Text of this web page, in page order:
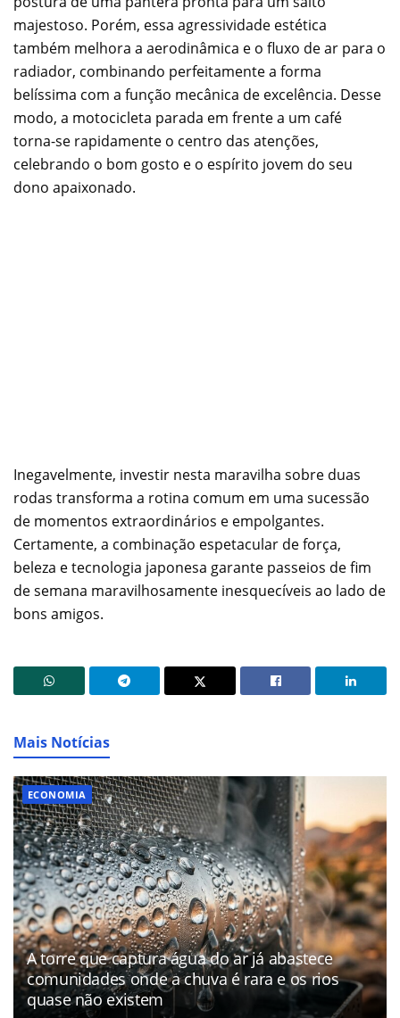
majestoso. Porém, essa agressividade estética
também melhora a aerodinâmica e o fluxo de ar para o
radiador, combinando perfeitamente a forma
belíssima com a função mecânica de excelência. Desse
modo, a motocicleta parada em frente a um café
torna-se rapidamente o centro das atenções,
celebrando o bom gosto e o espírito jovem do seu
dono apaixonado.
Inegavelmente, investir nesta maravilha sobre duas
rodas transforma a rotina comum em uma sucessão
de momentos extraordinários e empolgantes.
Certamente, a combinação espetacular de força,
beleza e tecnologia japonesa garante passeios de fim
de semana maravilhosamente inesquecíveis ao lado de
bons amigos.
Mais Notícias
ECONOMIA
A torre que captura água do ar já abastece
comunidades onde a chuva é rara e os rios
quase não existem